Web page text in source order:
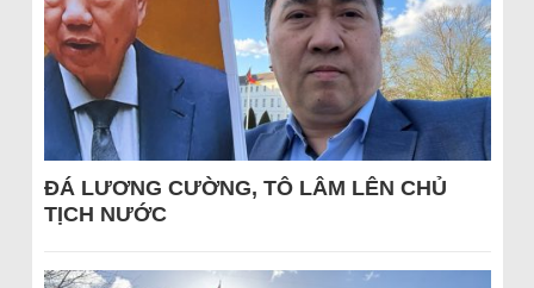
ĐÁ LƯƠNG CƯỜNG, TÔ LÂM LÊN CHỦ
TỊCH NƯỚC